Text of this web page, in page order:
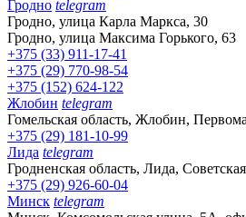
Гродно telegram
Гродно, улица Карла Маркса, 30
Гродно, улица Максима Горького, 63
+375 (33) 911-17-41
+375 (29) 770-98-54
+375 (152) 624-122
Жлобин telegram
Гомельская область, Жлобин,
+375 (29) 181-10-99
Лида telegram
Гродненская область, Лида,
+375 (29) 926-60-04
Минск telegram